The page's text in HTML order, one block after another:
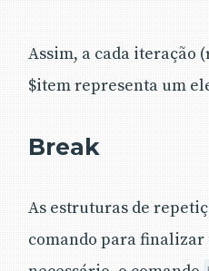
Assim, a cada iteração
$item representa um
Break
As estruturas de
comando para finalizar